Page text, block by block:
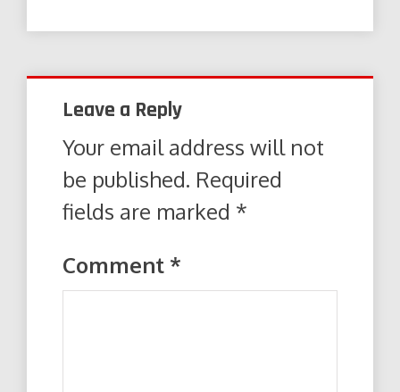
Leave a Reply
Your email address will not
be published. Required
fields are marked *
Comment *